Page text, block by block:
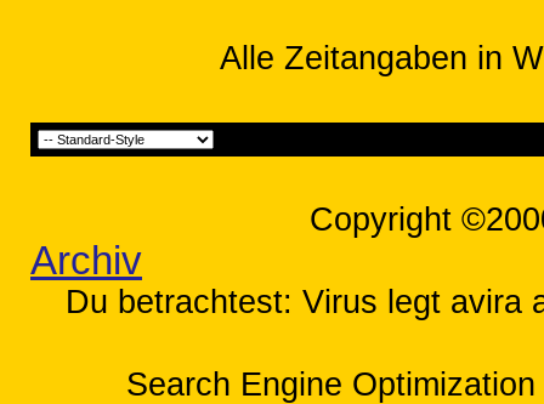
Alle Zeitangaben in
Copyright
Archiv
Du betrachtest: Virus legt avira
Search Engine